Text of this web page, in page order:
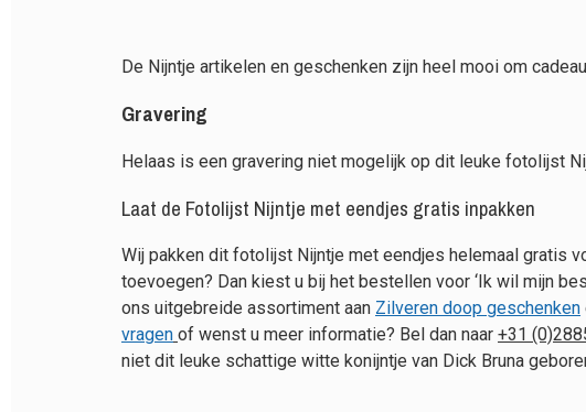
De Nijntje artikelen en geschenken zijn heel mooi om
Gravering
Helaas is een gravering niet mogelijk op dit leuke fotolijst
Laat de Fotolijst Nijntje met eendjes gratis inpakken
Wij pakken dit fotolijst Nijntje met eendjes helemaal gratis
toevoegen? Dan kiest u bij het bestellen voor ‘Ik wil mijn
ons uitgebreide assortiment aan Zilveren doop geschenken
vragen of wenst u meer informatie? Bel dan naar +31
niet dit leuke schattige witte konijntje van Dick Bruna